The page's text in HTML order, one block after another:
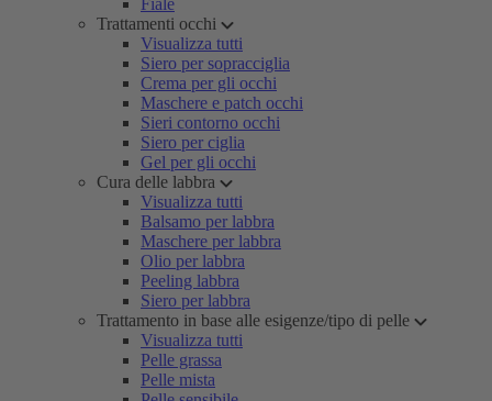
Fiale
Trattamenti occhi
Visualizza tutti
Siero per sopracciglia
Crema per gli occhi
Maschere e patch occhi
Sieri contorno occhi
Siero per ciglia
Gel per gli occhi
Cura delle labbra
Visualizza tutti
Balsamo per labbra
Maschere per labbra
Olio per labbra
Peeling labbra
Siero per labbra
Trattamento in base alle esigenze/tipo di pelle
Visualizza tutti
Pelle grassa
Pelle mista